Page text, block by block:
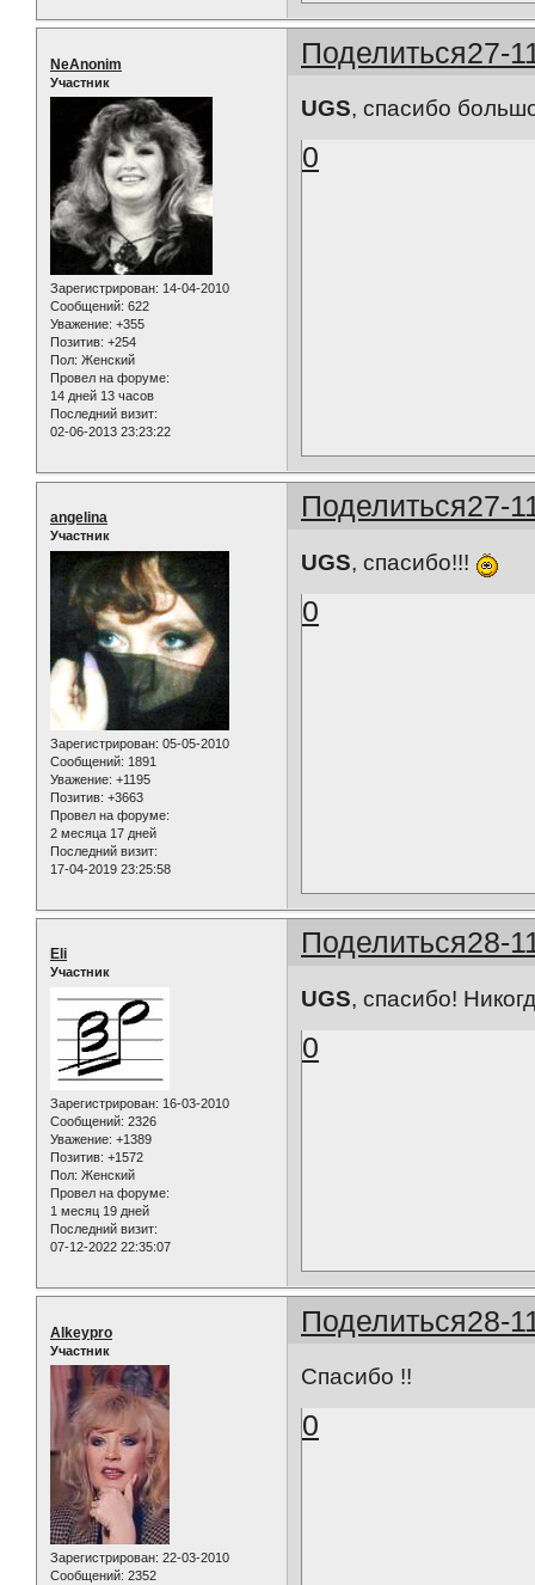
Поделиться27-
NeAnonim
Участник
Зарегистрирован: 14-04-2010
Сообщений: 622
Уважение: +355
Позитив: +254
Пол: Женский
Провел на форуме:
14 дней 13 часов
Последний визит:
02-06-2013 23:23:22
UGS, спасибо
0
Поделиться27-
angelina
Участник
Зарегистрирован: 05-05-2010
Сообщений: 1891
Уважение: +1195
Позитив: +3663
Провел на форуме:
2 месяца 17 дней
Последний визит:
17-04-2019 23:25:58
UGS, спасибо!!!
0
Поделиться28-
Eli
Участник
Зарегистрирован: 16-03-2010
Сообщений: 2326
Уважение: +1389
Позитив: +1572
Пол: Женский
Провел на форуме:
1 месяц 19 дней
Последний визит:
07-12-2022 22:35:07
UGS, спасибо!
0
Поделиться28-
Alkeypro
Участник
Зарегистрирован: 22-03-2010
Сообщений: 2352
Спасибо !!
0